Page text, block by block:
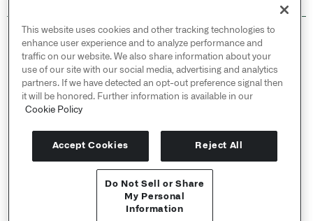
© 2026 Palantir Technologies Inc. All rights
reserved.
Cookies Statement ↗
Privacy Statement ↗
Terms of Use ↗
Do Not Sell or Share My Personal Information
This website uses cookies and other tracking technologies to
enhance user experience and to analyze performance and
traffic on our website. We also share information about your
use of our site with our social media, advertising and analytics
partners. If we have detected an opt-out preference signal then
it will be honored. Further information is available in our
Cookie Policy
Accept Cookies Reject All
Do Not Sell or Share
My Personal
Information